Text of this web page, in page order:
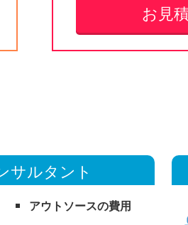
お見
サルタント
アウトソースの費用